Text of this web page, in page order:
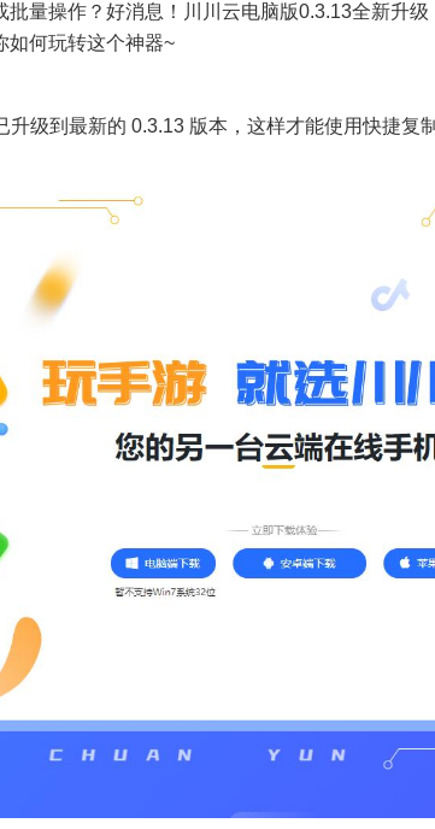
量操作？好消息！川川云电脑版0.3.13全新升级
如何玩转这个神器~
升级到最新的 0.3.13 版本 ，这样才能使用快捷复